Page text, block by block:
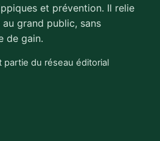
et prévention. Il relie
grand public, sans
de gain.
du réseau éditorial